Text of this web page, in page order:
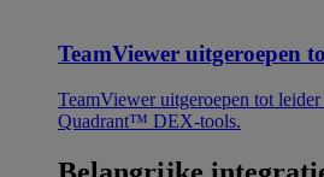
TeamViewer uitgeroepen
TeamViewer uitgeroepen tot
Quadrant™ DEX-tools.